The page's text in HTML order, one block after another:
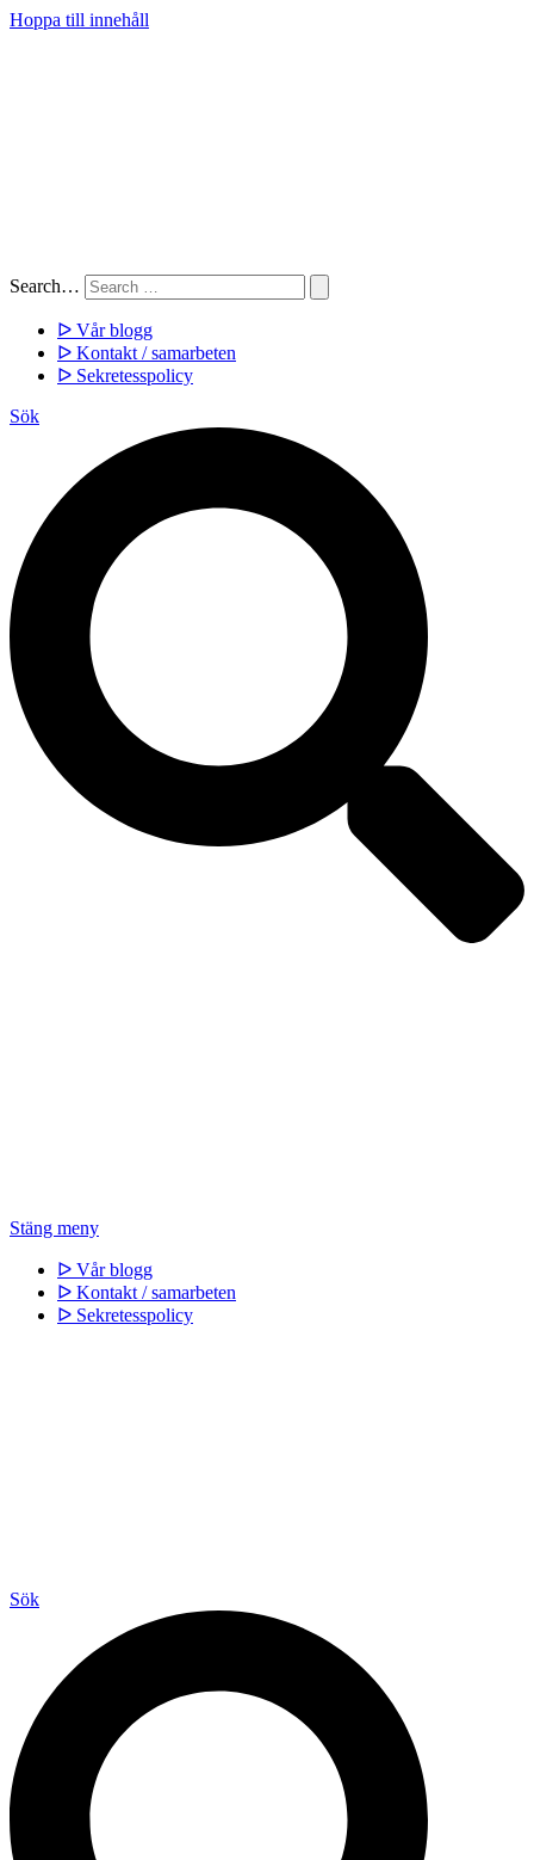
Hoppa till innehåll
Search…
ᐅ Vår blogg
ᐅ Kontakt / samarbeten
ᐅ Sekretesspolicy
Sök
Stäng meny
ᐅ Vår blogg
ᐅ Kontakt / samarbeten
ᐅ Sekretesspolicy
Sök